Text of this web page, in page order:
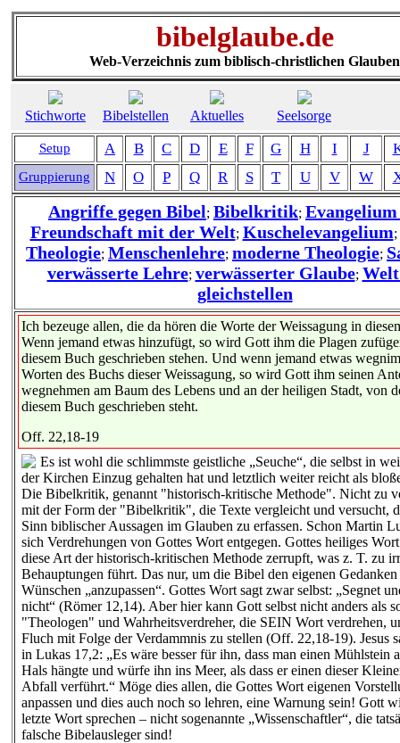
bibelglaube.de
Web-Verzeichnis zum biblisch-christlichen Glauben
Stichworte Bibelstellen Aktuelles Seelsorge
Setup A B C D E F G H I J
Gruppierung N O P Q R S T U V W
Angriffe gegen Bibel; Bibelkritik;
Freundschaft mit der Welt; Kuschelevangelium;
Theologie; Menschenlehre; moderne Theologie;
verwässerte Lehre; verwässerter Glaube;
gleichstellen
Ich bezeuge allen, die da hören die Worte der Weissagung in
Wenn jemand etwas hinzufügt, so wird Gott ihm die Plagen
diesem Buch geschrieben stehen. Und wenn jemand etwas
Worten des Buchs dieser Weissagung, so wird Gott ihm seinen
wegnehmen am Baum des Lebens und an der heiligen Stadt, von
diesem Buch geschrieben steht.
Off. 22,18-19
Es ist wohl die schlimmste geistliche „Seuche“, die selbst in
der Kirchen Einzug gehalten hat und letztlich weiter reicht als
Die Bibelkritik, genannt "historisch-kritische Methode". Nicht zu
mit der Form der "Bibelkritik", die Texte vergleicht und versucht,
Sinn biblischer Aussagen im Glauben zu erfassen. Schon Martin
sich Verdrehungen von Gottes Wort entgegen. Gottes heiliges
diese Art der historisch-kritischen Methode zerrupft, was z. T. zu
Behauptungen führt. Das nur, um die Bibel den eigenen
Wünschen „anzupassen“. Gottes Wort sagt zwar selbst: „Segnet
nicht“ (Römer 12,14). Aber hier kann Gott selbst nicht anders als
"Theologen" und Wahrheitsverdreher, die SEIN Wort verdrehen,
Fluch mit Folge der Verdammnis zu stellen (Off. 22,18-19). Jesus
in Lukas 17,2: „Es wäre besser für ihn, dass man einen Mühlstein
Hals hängte und würfe ihn ins Meer, als dass er einen dieser
Abfall verführt.“ Möge dies allen, die Gottes Wort eigenen
anpassen und dies auch noch so lehren, eine Warnung sein! Gott
letzte Wort sprechen – nicht sogenannte „Wissenschaftler“, die
falsche Bibelausleger sind!